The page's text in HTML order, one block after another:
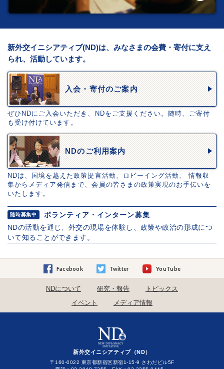
新外交イニシアティブ(ND)は、みなさまの会費・寄付に支え
られ、活動しています。
入会・寄付のご案内
ぜひNDにご入会いただき、NDをご支援ください。随時、ご寄付
も受け付けています。
NDのご利用案内
NDは、国境を越えた政策提言活動、ロビーイング活動、 情報収
集からメディア発信まで、会員の皆さまの政策実現のお手伝いを
いたします。
随時募集中
ボランティア・インターン募集
NDの活動を通じ、外交の現場を体験し、政策や政治の形成につ
いて知ることができます。
Facebook Twitter YouTube
NDについて 研究・報告
トピックス
イベント
メディア情報
新外交イニシアティブ（ND）
〒160-0022 東京都新宿区新宿1-15-9 さわだビル5F